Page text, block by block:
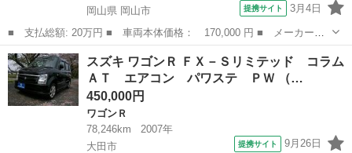
岡山県 岡山市
提携サイト 3月4日
■ 支払総額: 20万円 ■ 車両本体価格： 170,000 円 ■ メーカー
名： スズキ ■ 車種名： ワゴンＲ ■ グレード名： ＦＸリミテ
ッドＩＩ スマートキー プッシュスタート 電動格納ドアミラー
オートエアコン ...
岡山 岡山市 ワゴンＲ
スズキ ワゴンＲ ＦＸ－Ｓリミテッド コラム
ＡＴ エアコン パワステ ＰＷ （…
450,000円
ワゴンＲ
78,246km
2007年
大田市
提携サイト 9月26日